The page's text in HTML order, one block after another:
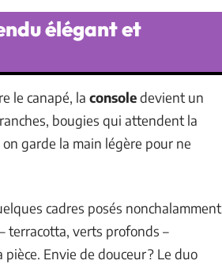
élégant et
le canapé, la consoledevient un
bougies qui attendent la
garde la main légère pour ne
cadres posés nonchalamment
– terracotta, verts profonds –
Envie de douceur ? Le duo